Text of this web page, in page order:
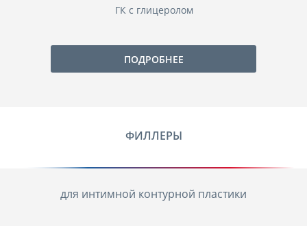
ПОДРОБНЕЕ
ГК с глицеролом
ФИЛЛЕРЫ
для интимной контурной пластики